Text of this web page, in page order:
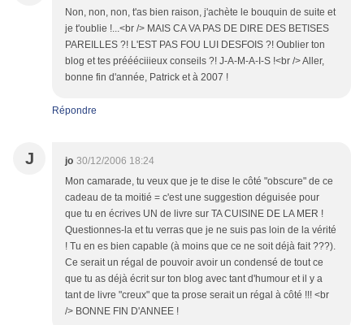
Non, non, non, t'as bien raison, j'achète le bouquin de suite et
je t'oublie !...<br /> MAIS CA VA PAS DE DIRE DES BETISES
PAREILLES ?! L'EST PAS FOU LUI DESFOIS ?! Oublier ton
blog et tes préééciiieux conseils ?! J-A-M-A-I-S !<br /> Aller,
bonne fin d'année, Patrick et à 2007 !
Répondre
J jo 30/12/2006 18:24
Mon camarade, tu veux que je te dise le côté "obscure" de ce
cadeau de ta moitié = c'est une suggestion déguisée pour
que tu en écrives UN de livre sur TA CUISINE DE LA MER !
Questionnes-la et tu verras que je ne suis pas loin de la vérité
! Tu en es bien capable (à moins que ce ne soit déjà fait ???).
Ce serait un régal de pouvoir avoir un condensé de tout ce
que tu as déjà écrit sur ton blog avec tant d'humour et il y a
tant de livre "creux" que ta prose serait un régal à côté !!! <br
/> BONNE FIN D'ANNEE !